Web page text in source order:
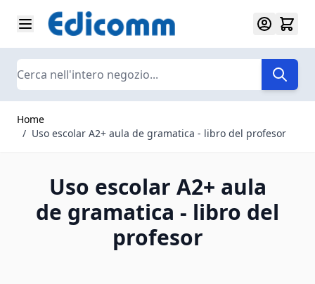
Salta al contenuto
Search
Home
/ Uso escolar A2+ aula de gramatica - libro del profesor
Uso escolar A2+ aula
de gramatica - libro del
profesor